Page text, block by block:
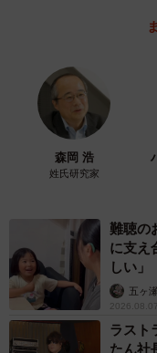
森岡 浩
姓氏研究家
難聴の
に支え
しい」
五ヶ
2026.08.07
ラスト
たん社